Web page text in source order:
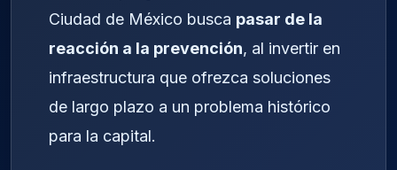
Ciudad de México busca pasar de la
reacción a la prevención, al invertir en
infraestructura que ofrezca soluciones
de largo plazo a un problema histórico
para la capital.